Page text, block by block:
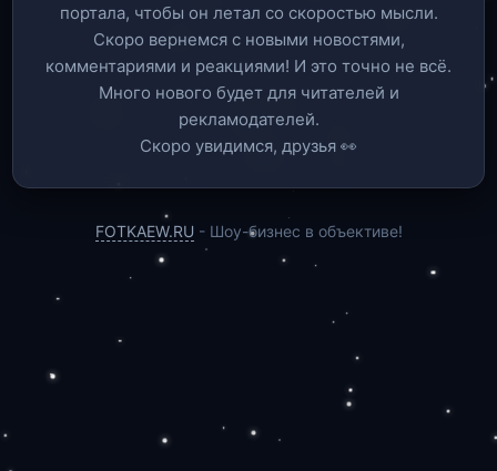
портала, чтобы он летал со скоростью мысли.
Скоро вернемся c новыми новостями,
комментариями и реакциями! И это точно не всё.
Много нового будет для читателей и
рекламодателей.
Скоро увидимся, друзья 👀
FOTKAEW.RU - Шоу-бизнес в объективе!